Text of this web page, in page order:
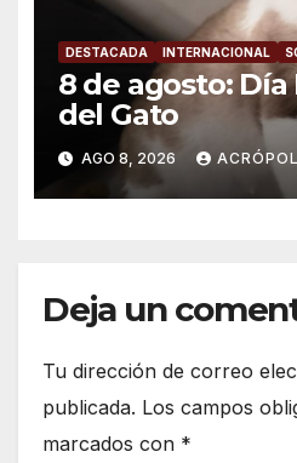
DESTACADA INTERNACIONAL
8 de agosto:
del Gato
AGO 8, 2026
Deja un
Tu dirección de correo
publicada. Los campos
marcados con *